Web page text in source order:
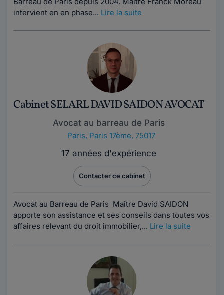
intervient en en phase... Lire la suite
Cabinet SELARL DAVID SAIDON AVOCAT
Avocat au barreau de Paris
Paris, Paris 17ème, 75017
17 années d'expérience
Contacter ce cabinet
Avocat au Barreau de Paris Maître David SAIDON
apporte son assistance et ses conseils dans toutes vos
affaires relevant du droit immobilier,... Lire la suite